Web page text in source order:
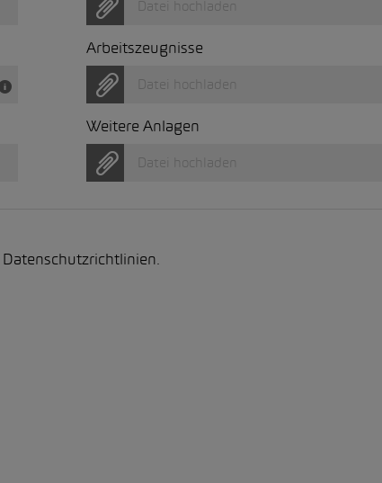
Datei hochladen
Arbeitszeugnisse
Datei hochladen
Weitere Anlagen
Datei hochladen
Datenschutzrichtlinien.